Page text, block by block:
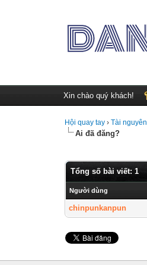
Xin chào quý khách!
Hội quay tay ›Tài nguyên
Ai đã đăng?
Tổng số bài viết: 1
Người dùng
chinpunkanpun